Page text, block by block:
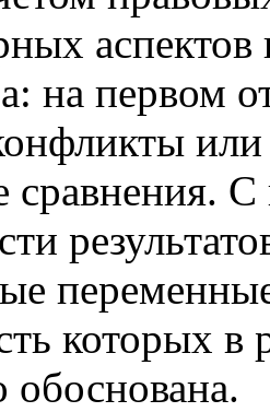
на первом
сравнения.
которых в
обоснована.